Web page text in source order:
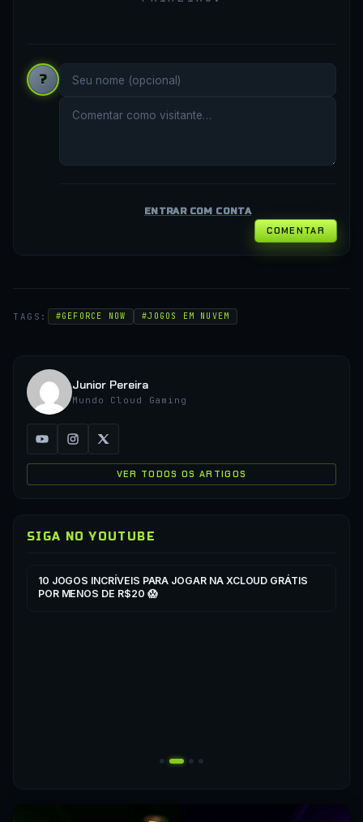
?
ENTRAR COM CONTA
COMENTAR
TAGS: #GEFORCE NOW #JOGOS EM NUVEM
Junior Pereira
Mundo Cloud Gaming
VER TODOS OS ARTIGOS
SIGA NO YOUTUBE
10 JOGOS INCRÍVEIS PARA JOGAR NA XCLOUD GRÁTIS
POR MENOS DE R$20 😱